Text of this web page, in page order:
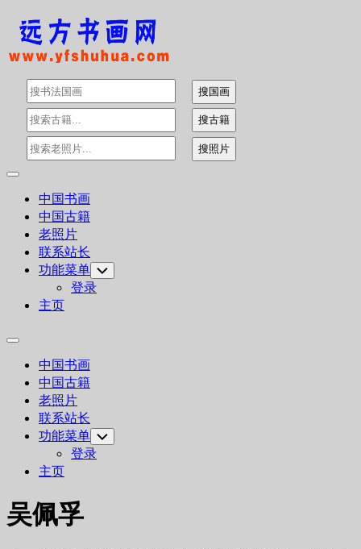
Skip
content
Expand
中国书画
中国古籍
老照片
联系站长
功能菜单 Toggle
Child
Menu
登录
主页
Expand
中国书画
中国古籍
老照片
联系站长
功能菜单 Toggle
Child
Menu
登录
主页
吴佩孚